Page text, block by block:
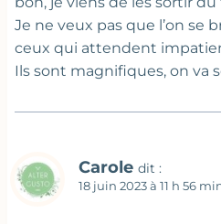
Je ne veux pas que l’on se
ceux qui attendent
Ils sont magnifiques, on va
Carole dit :
18 juin 2023 à 11 h 56